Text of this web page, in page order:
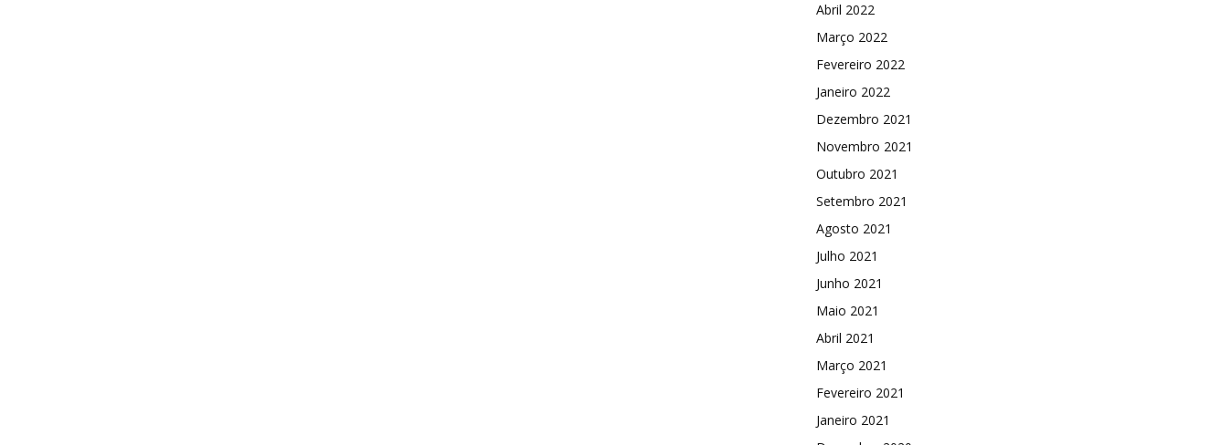
Abril 2022
Março 2022
Fevereiro 2022
Janeiro 2022
Dezembro 2021
Novembro 2021
Outubro 2021
Setembro 2021
Agosto 2021
Julho 2021
Junho 2021
Maio 2021
Abril 2021
Março 2021
Fevereiro 2021
Janeiro 2021